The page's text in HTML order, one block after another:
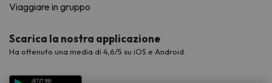
Viaggiare in gruppo
Scarica la nostra applicazione
Ha ottenuto una media di 4,6/5 su iOS e Android.